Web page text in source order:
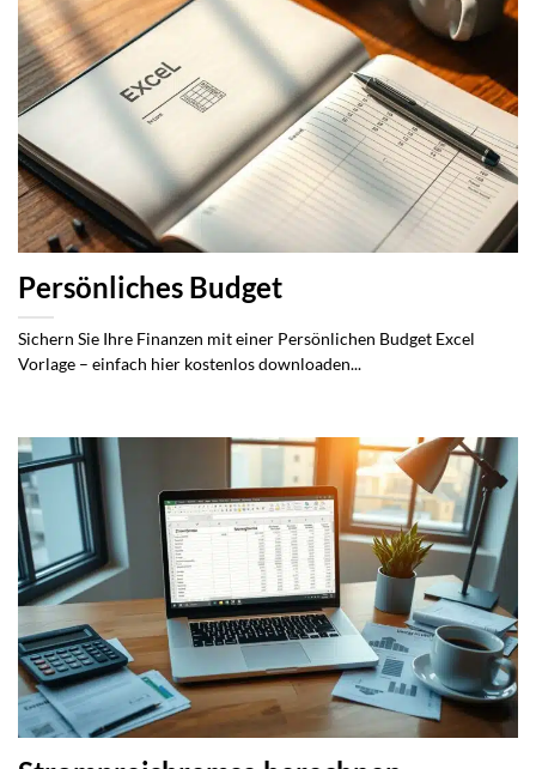
Persönliches Budget
Sichern Sie Ihre Finanzen mit einer Persönlichen Budget Excel
Vorlage – einfach hier kostenlos downloaden...